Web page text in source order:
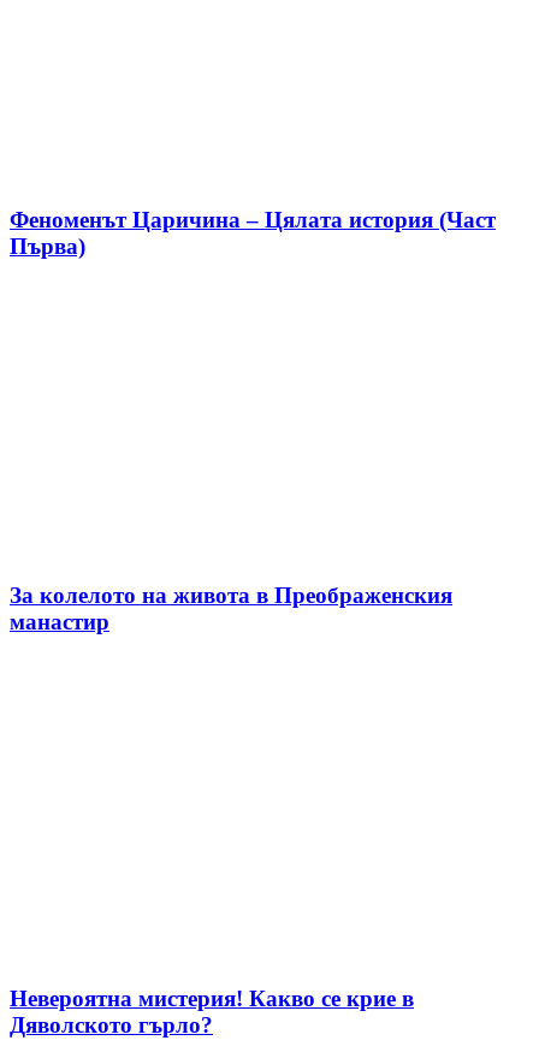
Феноменът Царичина – Цялата история (Част
Първа)
За колелото на живота в Преображенския
манастир
Невероятна мистерия! Какво се крие в
Дяволското гърло?